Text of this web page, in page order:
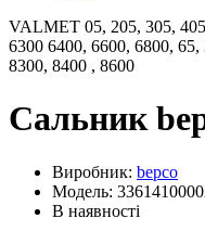
VALMET 05, 205, 305,
6300 6400, 6600, 6800,
8300, 8400 , 8600
Сальник
Виробник: bepco
Модель:
В наявності